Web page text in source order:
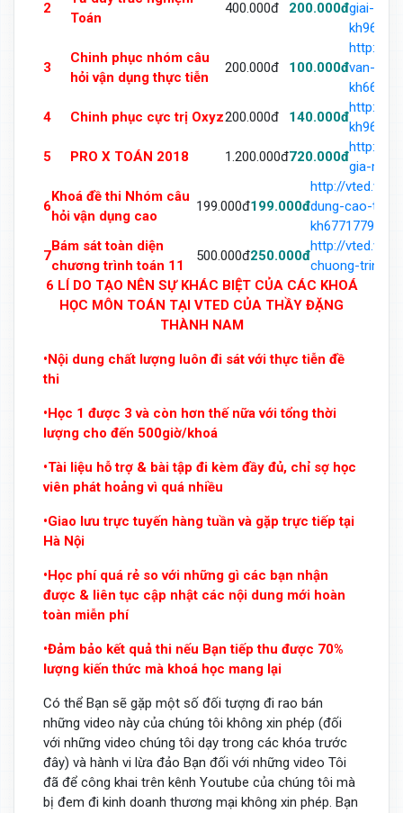
2
Toán
400.000đ 200.000đgiai-
3
Chinh phục nhóm câu
hỏi vận dụng thực tiễn
200.000đ 100.000đ
http://
van-
4
Chinh phục cực trị Oxyz200.000đ 140.000đ
http://
5
PRO X TOÁN 2018 1.200.000đ720.000đ
http://
gia-
6
Khoá đề thi Nhóm câu
hỏi vận dụng cao
199.000đ199.000đ
http://vted.vn/
dung-cao-
7
Bám sát toàn diện
chương trình toán 11
500.000đ250.000đ
http://vted.vn/
chuong-trinh-
6 LÍ DO TẠO NÊN SỰ KHÁC BIỆT CỦA CÁC KHOÁ
HỌC MÔN TOÁN TẠI VTED CỦA THẦY ĐẶNG
THÀNH NAM
•Nội dung chất lượng luôn đi sát với thực tiễn đề
thi
•Học 1 được 3 và còn hơn thế nữa với tổng thời
lượng cho đến 500giờ/khoá
•Tài liệu hỗ trợ & bài tập đi kèm đầy đủ, chỉ sợ học
viên phát hoảng vì quá nhiều
•Giao lưu trực tuyến hàng tuần và gặp trực tiếp tại
Hà Nội
•Học phí quá rẻ so với những gì các bạn nhận
được & liên tục cập nhật các nội dung mới hoàn
toàn miễn phí
•Đảm bảo kết quả thi nếu Bạn tiếp thu được 70%
lượng kiến thức mà khoá học mang lại
Có thể Bạn sẽ gặp một số đối tượng đi rao bán
những video này của chúng tôi không xin phép (đối
với những video chúng tôi dạy trong các khóa trước
đây) và hành vi lừa đảo Bạn đối với những video Tôi
đã để công khai trên kênh Youtube của chúng tôi mà
bị đem đi kinh doanh thương mại không xin phép. Bạn